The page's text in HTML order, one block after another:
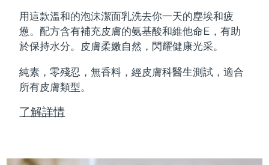
用這款溫和的泡沫潔面乳洗去你一天的塵埃和疲
憊。配方含有補充皮膚的氨基酸和維他命E，有助
於保持水分。皮膚柔嫩自然，閃耀健康光采。
純素，零殘忍，無香料，經皮膚科醫生測試，適合
所有皮膚類型。
了解詳情